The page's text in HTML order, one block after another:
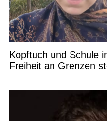
Kopftuch und Schule
Freiheit an Grenzen